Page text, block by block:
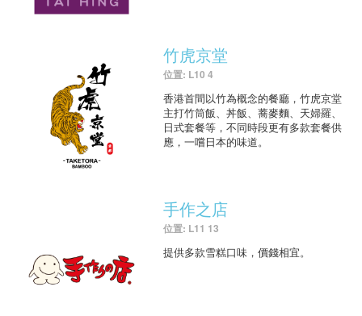
竹虎京堂
位置: L10 4
香港首間以竹為概念的餐廳，竹虎京堂
主打竹筒飯、丼飯、蕎麥麵、天婦羅、
日式套餐等，不同時段更有多款套餐供
應，一嚐日本的味道。
手作之店
位置: L11 13
提供多款雪糕口味，價錢相宜。